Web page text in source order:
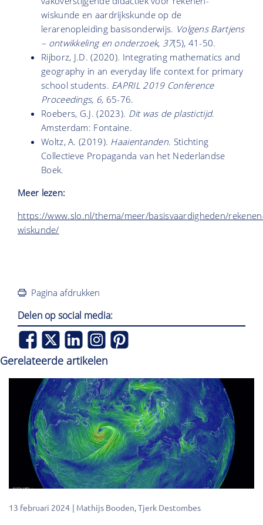
wiskunde en aardrijkskunde op de
lerarenopleiding basisonderwijs. Volgens Bartjens
– ontwikkeling en onderzoek, 37(5), 41-50.
Rijborz, J.D. (2020). Integrating mathematics and
geography in an everyday life context for primary
school students. EAPRIL 2019 Conference
Proceedings, 6, 65-76.
Roebers, G.J. (2023). Dit was de plastictijd.
Amsterdam: Fontaine.
Woltz, A. (2019). Haaientanden. Stichting
Collectieve Propaganda van het Nederlandse
Boek.
Meer lezen:
https://www.slo.nl/thema/meer/basisvaardigheden/
wiskunde/
Pagina afdrukken
Delen op social media:
Gerelateerde artikelen
13 februari 2024 Mathijs Booden Tjerk Destombes